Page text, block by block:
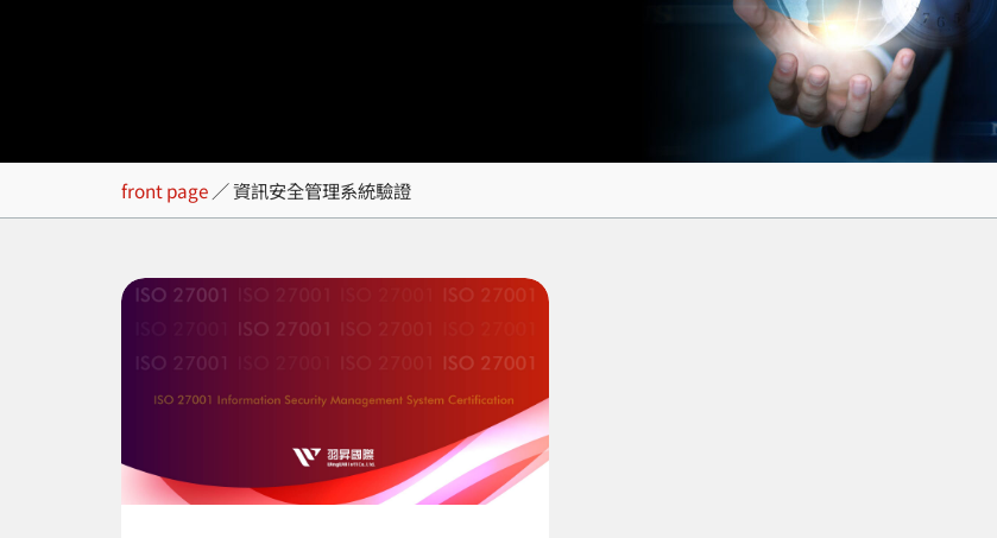
資訊安全管理系統驗證
front page ／資訊安全管理系統驗證